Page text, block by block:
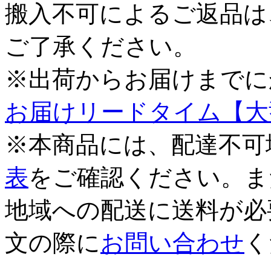
搬入不可によるご返品
ご了承ください。
※出荷からお届けまで
お届けリードタイム【
※本商品には、配達不
表をご確認ください。
地域への配送に送料が
文の際にお問い合わせ